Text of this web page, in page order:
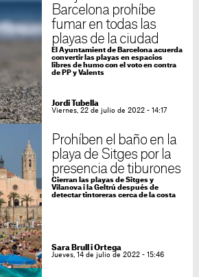
Barcelona prohíbe
fumar en todas las
playas de la ciudad
El Ayuntamient de Barcelona acuerda
convertir las playas en espacios
libres de humo con el voto en contra
de PP y Valents
Jordi Tubella
Viernes, 22 de julio de 2022 - 14:17
Prohíben el baño en la
playa de Sitges por la
presencia de tiburones
Cierran las playas de Sitges y
Vilanova i la Geltrú después de
detectar tintoreras cerca de la costa
Sara Brull i Ortega
Jueves, 14 de julio de 2022 - 15:46